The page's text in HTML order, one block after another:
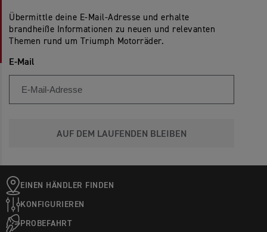
Übermittle deine E-Mail-Adresse und erhalte
brandheiße Informationen zu neuen und relevanten
Themen rund um Triumph Motorräder.
E-Mail
AUF DEM LAUFENDEN BLEIBEN
EINEN HÄNDLER FINDEN
KONFIGURIEREN
PROBEFAHRT